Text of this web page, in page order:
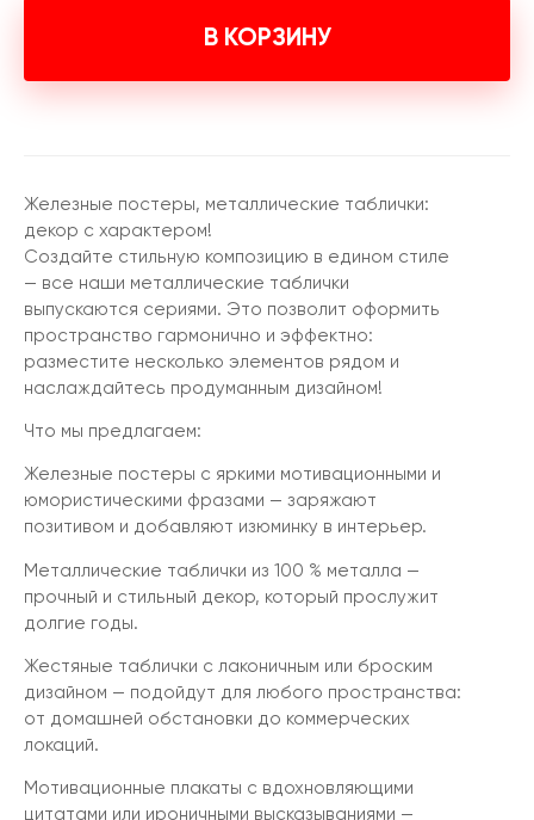
В КОРЗИНУ
Железные постеры, металлические таблички:
декор с характером!
Создайте стильную композицию в едином стиле
— все наши металлические таблички
выпускаются сериями. Это позволит оформить
пространство гармонично и эффектно:
разместите несколько элементов рядом и
наслаждайтесь продуманным дизайном!
Что мы предлагаем:
Железные постеры с яркими мотивационными и
юмористическими фразами — заряжают
позитивом и добавляют изюминку в интерьер.
Металлические таблички из 100 % металла —
прочный и стильный декор, который прослужит
долгие годы.
Жестяные таблички с лаконичным или броским
дизайном — подойдут для любого пространства:
от домашней обстановки до коммерческих
локаций.
Мотивационные плакаты с вдохновляющими
цитатами или ироничными высказываниями —